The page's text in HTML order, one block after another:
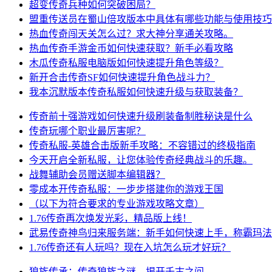
超变传奇兵种如何突破困局？
盟重传送员在蜀山倍攻版本中具体有哪些功能与使用技巧
热血传奇闯天关怎么过？求大神分享通关攻略。
热血传奇手游金币如何快速获取？新手必看攻略
木瓜传奇私服电脑版如何快速提升角色等级？
新开合击传奇SF如何快速提升角色战斗力？
我本沉默版本传奇私服如何快速升级与获取装备？
传奇前十强游戏如何快速升级刷装备制胜秘诀是什么
传奇玩哪个职业最厉害呢？
传奇私服-英雄合击版新手攻略：不容错过的终极指南
今天开启全新私服，让您体验传奇经典战斗的乐趣。
战舞辅助会员赠送脚本编辑器？
零成本开传奇私服：一步步搭建你的游戏王国
（以下为符合要求的专业游戏攻略文章）
1.76传奇再次焕发光彩，精品版上线！
武易传奇神鸟归来服务端：新手如何快速上手，称霸玛法
1.76传奇还有人玩吗？现在入坑怎么玩才好玩？